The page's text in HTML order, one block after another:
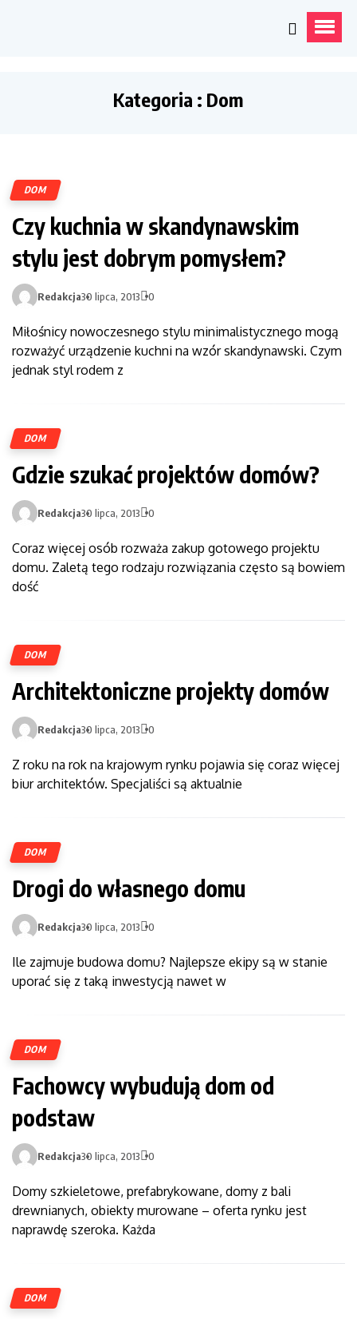
Kategoria : Dom
DOM
Czy kuchnia w skandynawskim
stylu jest dobrym pomysłem?
Redakcja30 lipca, 2013 0
Miłośnicy nowoczesnego stylu minimalistycznego mogą
rozważyć urządzenie kuchni na wzór skandynawski. Czym
jednak styl rodem z
DOM
Gdzie szukać projektów domów?
Redakcja30 lipca, 2013 0
Coraz więcej osób rozważa zakup gotowego projektu
domu. Zaletą tego rodzaju rozwiązania często są bowiem
dość
DOM
Architektoniczne projekty domów
Redakcja30 lipca, 2013 0
Z roku na rok na krajowym rynku pojawia się coraz więcej
biur architektów. Specjaliści są aktualnie
DOM
Drogi do własnego domu
Redakcja30 lipca, 2013 0
Ile zajmuje budowa domu? Najlepsze ekipy są w stanie
uporać się z taką inwestycją nawet w
DOM
Fachowcy wybudują dom od
podstaw
Redakcja30 lipca, 2013 0
Domy szkieletowe, prefabrykowane, domy z bali
drewnianych, obiekty murowane – oferta rynku jest
naprawdę szeroka. Każda
DOM